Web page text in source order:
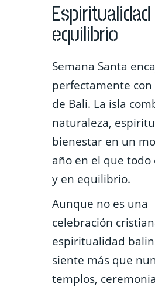
equilibrio
Semana Santa
perfectamente con
de Bali. La isla
naturaleza,
bienestar en un
año en el que todo
y en equilibrio.
Aunque no es una
celebración
espiritualidad
siente más que
templos,